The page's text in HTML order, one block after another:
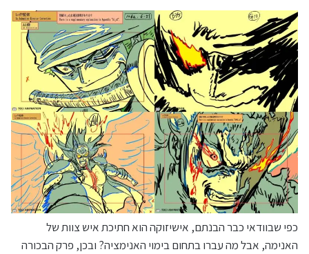
כפי שבוודאי כבר הבנתם, אישיזוקה הוא חתיכת איש צוות של
האנימה, אבל מה עברו בתחום בימוי האנימציה? ובכן, פרק הבכורה